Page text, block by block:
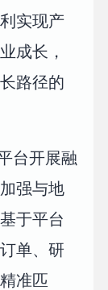
实现产
成长，
路径的
台开展融
强与地
于平台
单、研
准匹